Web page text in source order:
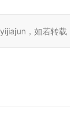
，如若转